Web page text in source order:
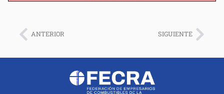
ANTERIOR SIGUIENTE